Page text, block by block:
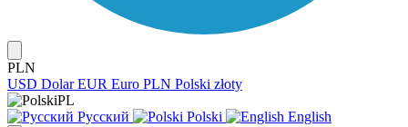
PLN
USD Dolar EUR Euro PLN Polski złoty
PL
Русский
Polski English